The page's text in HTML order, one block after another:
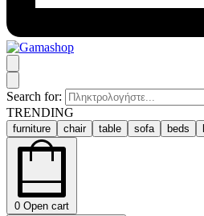
Search for:
TRENDING
furniture chair table sofa beds
0 Open cart